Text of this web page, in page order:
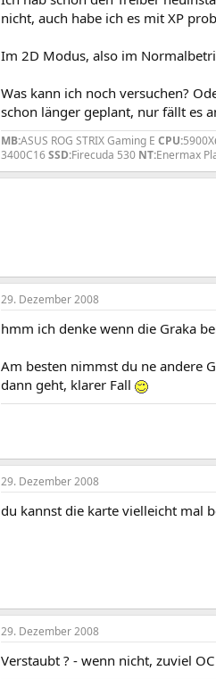
nicht, auch habe ich es mit XP
Im 2D Modus, also im
Was kann ich noch versuchen?
schon länger geplant, nur fällt es
MB:ASUS ROG STRIX Gaming E CPU:5900X
3400C16SSD:Firecuda 530 NT:Enermax
29. Dezember 2008
hmm ich denke wenn die Graka
Am besten nimmst du ne andere
dann geht, klarer Fall
29. Dezember 2008
du kannst die karte vielleicht mal
29. Dezember 2008
Verstaubt ? - wenn nicht, zuviel OC